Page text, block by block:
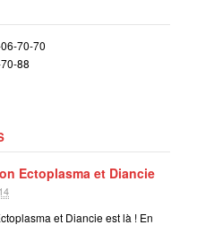
70-70
88
Ectoplasma et Diancie
et Diancie est là ! En